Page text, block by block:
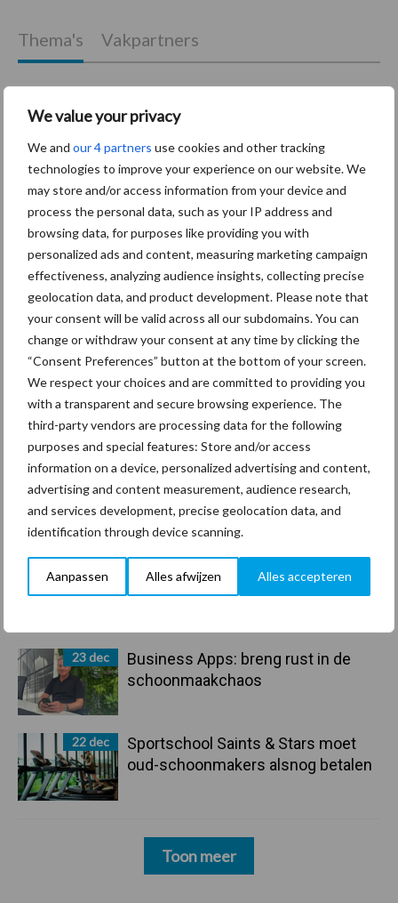
We value your privacy
We and our 4 partners use cookies and other tracking
technologies to improve your experience on our website. We
may store and/or access information from your device and
process the personal data, such as your IP address and
browsing data, for purposes like providing you with
personalized ads and content, measuring marketing campaign
effectiveness, analyzing audience insights, collecting precise
geolocation data, and product development. Please note that
your consent will be valid across all our subdomains. You can
change or withdraw your consent at any time by clicking the
“Consent Preferences” button at the bottom of your screen.
We respect your choices and are committed to providing you
with a transparent and secure browsing experience. The
third-party vendors are processing data for the following
purposes and special features: Store and/or access
information on a device, personalized advertising and content,
advertising and content measurement, audience research,
and services development, precise geolocation data, and
identification through device scanning.
Aanpassen Alles afwijzen Alles accepteren
Primaire
Sidebar
Recent nieuws Partner nieuws
30 dec
Hervorming flexibele
arbeidscontracten kent mitsen en
maren
29 dec
Freddy van de Ridder Cleaners:
“Glazenwassen zit in m’n bloed,
maar innoveren is mijn toekomst”
24 dec
Friendship Sports Centre maakt
vrienden voor het leven
23 dec
Business Apps: breng rust in de
schoonmaakchaos
22 dec
Sportschool Saints & Stars moet
oud-schoonmakers alsnog betalen
Toon meer
Thema's Vakpartners
Coronavirus UVC
Toon meer